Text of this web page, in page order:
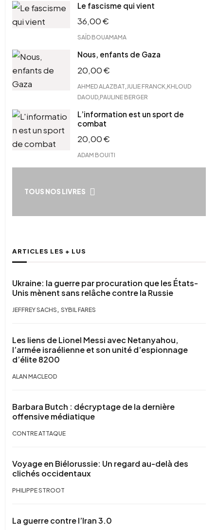
Le fascisme qui vient
36,00€
SAÏD BOUAMAMA
Nous, enfants de Gaza
20,00€
AHMED ALAZBAT JULIE FRANCK KHLOUD
DAOUD PAULINE BERGER
L’information est un sport de
combat
20,00€
ADAM BOUITI
TOUS NOS LIVRES
ARTICLES LES + LUS
Ukraine: la guerre par procuration que les États-
Unis mènent sans relâche contre la Russie
JEFFREY SACHS , SYBIL FARES
Les liens de Lionel Messi avec Netanyahou,
l’armée israélienne et son unité d’espionnage
d’élite 8200
ALAN MACLEOD
Barbara Butch : décryptage de la dernière
offensive médiatique
CONTRE ATTAQUE
Voyage en Biélorussie: Un regard au-delà des
clichés occidentaux
PHILIPPE STROOT
La guerre contre l’Iran 3.0